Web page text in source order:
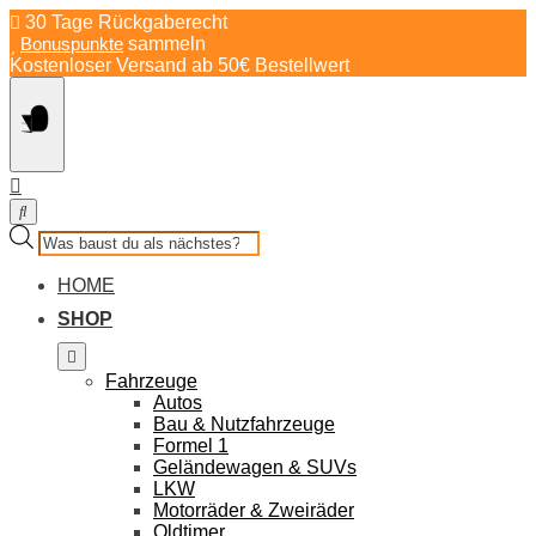
Springe
zum
Inhalt
30 Tage Rückgaberecht
Bonuspunkte sammeln
Kostenloser Versand ab 50€ Bestellwert
Products
search
HOME
SHOP
Fahrzeuge
Autos
Bau & Nutzfahrzeuge
Formel 1
Geländewagen & SUVs
LKW
Motorräder & Zweiräder
Oldtimer